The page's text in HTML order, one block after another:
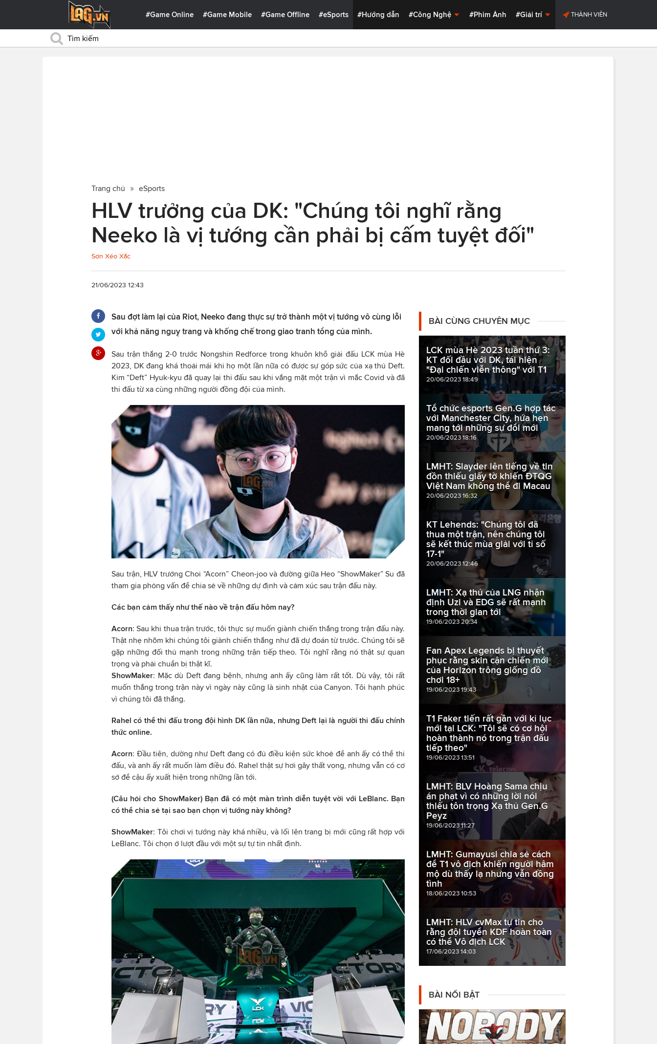
#Game Online #Game Mobile #Game Offline #eSports #Hướng dẫn #Công Nghệ #Phim Ảnh #Giải trí THÀNH VIÊN
Trang chủ eSports
HLV trưởng của DK: "Chúng tôi nghĩ rằng
Neeko là vị tướng cần phải bị cấm tuyệt đối"
Sơn Xéo Xắc
21/06/2023 12:43
Sau đợt làm lại của Riot, Neeko đang thực sự trở thành một vị tướng vô cùng lỗi
với khả năng nguỵ trang và khống chế trong giao tranh tổng của mình.
Sau trận thắng 2-0 trước Nongshin Redforce trong khuôn khổ giải đấu LCK mùa Hè
2023, DK đang khá thoải mái khi họ một lần nữa có được sự góp sức của xạ thủ Deft.
Kim “Deft” Hyuk-kyu đã quay lại thi đấu sau khi vắng mặt một trận vì mắc Covid và đã
thi đấu từ xa cùng những người đồng đội của mình.
Sau trận, HLV trưởng Choi “Acorn” Cheon-joo và đường giữa Heo “ShowMaker” Su đã
tham gia phỏng vấn để chia sẻ về những dự định và cảm xúc sau trận đấu này.
Các bạn cảm thấy như thế nào về trận đấu hôm nay?
Acorn: Sau khi thua trận trước, tôi thực sự muốn giành chiến thắng trong trận đấu này.
Thật nhẹ nhõm khi chúng tôi giành chiến thắng như đã dự đoán từ trước. Chúng tôi sẽ
gặp những đối thủ mạnh trong những trận tiếp theo. Tôi nghĩ rằng nó thật sự quan
trọng và phải chuẩn bị thật kĩ.
ShowMaker: Mặc dù Deft đang bệnh, nhưng anh ấy cũng làm rất tốt. Dù vậy, tôi rất
muốn thắng trong trận này vì ngày này cũng là sinh nhật của Canyon. Tôi hạnh phúc
vì chúng tôi đã thắng.
Rahel có thể thi đấu trong đội hình DK lần nữa, nhưng Deft lại là người thi đấu chính
thức online.
Acorn: Đầu tiên, dường như Deft đang có đủ điều kiện sức khoẻ để anh ấy có thể thi
đấu, và anh ấy rất muốn làm điều đó. Rahel thật sự hơi gây thất vọng, nhưng vẫn có cơ
sở để cậu ấy xuất hiện trong những lần tới.
(Câu hỏi cho ShowMaker) Bạn đã có một màn trình diễn tuyệt vời với LeBlanc. Bạn
có thể chia sẻ tại sao bạn chọn vị tướng này không?
ShowMaker: Tôi chơi vị tướng này khá nhiều, và lối lên trang bị mới cũng rất hợp với
LeBlanc. Tôi chọn ở lượt đầu với một sự tự tin nhất định.
BÀI CÙNG CHUYÊN MỤC
LCK mùa Hè 2023 tuần thứ 3:
KT đối đầu với DK, tái hiện
"Đại chiến viễn thông" với T1
20/06/2023 18:49
Tổ chức esports Gen.G hợp tác
với Manchester City, hứa hẹn
mang tới những sự đổi mới
20/06/2023 18:16
LMHT: Slayder lên tiếng về tin
đồn thiếu giấy tờ khiến ĐTQG
Việt Nam không thể đi Macau
20/06/2023 16:32
KT Lehends: "Chúng tôi đã
thua một trận, nên chúng tôi
sẽ kết thúc mùa giải với tỉ số
17-1"
20/06/2023 12:46
LMHT: Xạ thủ của LNG nhận
định Uzi và EDG sẽ rất mạnh
trong thời gian tới
19/06/2023 20:34
Fan Apex Legends bị thuyết
phục rằng skin cận chiến mới
của Horizon trông giống đồ
chơi 18+
19/06/2023 19:43
T1 Faker tiến rất gần với kỉ lục
mới tại LCK: "Tôi sẽ có cơ hội
hoàn thành nó trong trận đấu
tiếp theo"
19/06/2023 13:51
LMHT: BLV Hoàng Sama chịu
án phạt vì có những lời nói
thiếu tôn trọng Xạ thủ Gen.G
Peyz
19/06/2023 11:27
LMHT: Gumayusi chia sẻ cách
để T1 vô địch khiến người hâm
mộ dù thấy lạ nhưng vẫn đồng
tình
18/06/2023 10:53
LMHT: HLV cvMax tự tin cho
rằng đội tuyển KDF hoàn toàn
có thể Vô địch LCK
17/06/2023 14:03
BÀI NỔI BẬT